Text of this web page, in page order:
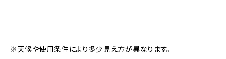
※天候や使用条件により多少見え方が異なります。